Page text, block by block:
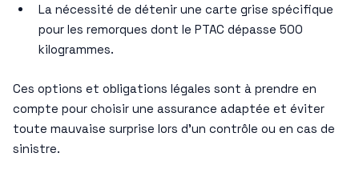
La nécessité de détenir une carte grise spécifique
pour les remorques dont le PTAC dépasse 500
kilogrammes.
Ces options et obligations légales sont à prendre en
compte pour choisir une assurance adaptée et éviter
toute mauvaise surprise lors d’un contrôle ou en cas de
sinistre.